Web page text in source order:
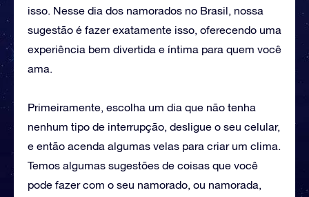
isso. Nesse dia dos namorados no Brasil, nossa
sugestão é fazer exatamente isso, oferecendo uma
experiência bem divertida e íntima para quem você
ama.
Primeiramente, escolha um dia que não tenha
nenhum tipo de interrupção, desligue o seu celular,
e então acenda algumas velas para criar um clima.
Temos algumas sugestões de coisas que você
pode fazer com o seu namorado, ou namorada,